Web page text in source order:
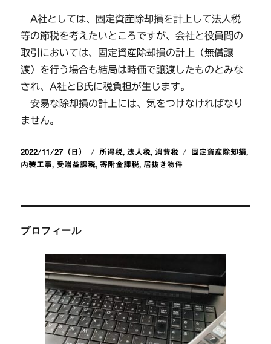
A社としては、固定資産除却損を計上して法人税
等の節税を考えたいところですが、会社と役員間の
取引においては、固定資産除却損の計上（無償譲
渡）を行う場合も結局は時価で譲渡したものとみな
され、A社とB氏に税負担が生じます。
安易な除却損の計上には、気をつけなければなり
ません。
投
稿
2022/11/27（日）
カ
テ
所得税,法人税,消費税
タ
固定資産除却損,
内装工事, 受贈益課税,寄附金課税, 居抜き物件
プロフィール